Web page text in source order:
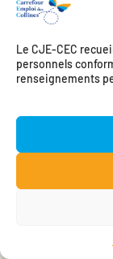
Le CJE-CEC
personnels
renseignements